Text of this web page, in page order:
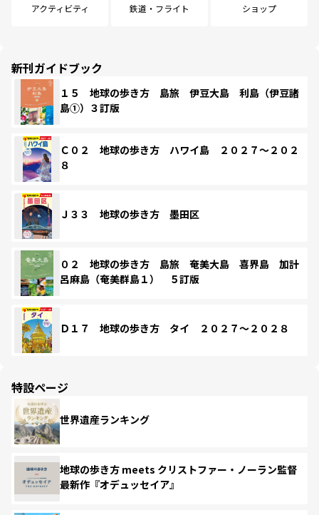
アクティビティ 鉄道・フライト ショップ
新刊ガイドブック
１５ 地球の歩き方 島旅 伊豆大島 利島（伊豆諸
島①）３訂版
Ｃ０２ 地球の歩き方 ハワイ島 ２０２７～２０２
８
Ｊ３３ 地球の歩き方 墨田区
０２ 地球の歩き方 島旅 奄美大島 喜界島 加計
呂麻島（奄美群島１） ５訂版
Ｄ１７ 地球の歩き方 タイ ２０２７～２０２８
特設ページ
世界遺産ランキング
地球の歩き方 meets クリストファー・ノーラン監督
最新作『オデュッセイア』